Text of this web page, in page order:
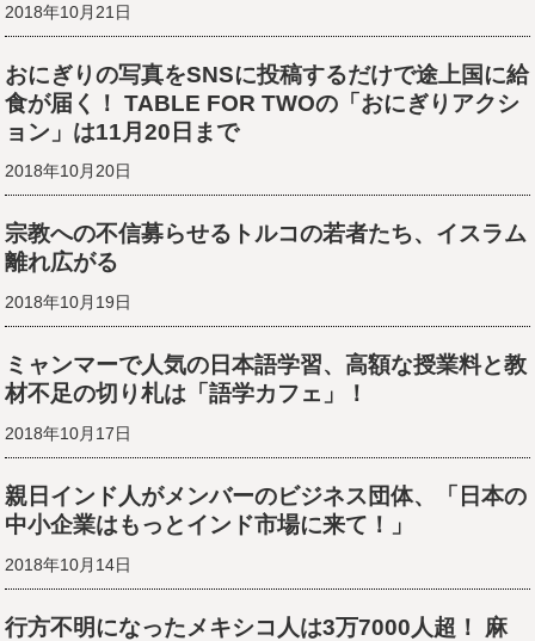
2018年10月21日
おにぎりの写真をSNSに投稿するだけで途上国に給
食が届く！ TABLE FOR TWOの「おにぎりアクシ
ョン」は11月20日まで
2018年10月20日
宗教への不信募らせるトルコの若者たち、イスラム
離れ広がる
2018年10月19日
ミャンマーで人気の日本語学習、高額な授業料と教
材不足の切り札は「語学カフェ」！
2018年10月17日
親日インド人がメンバーのビジネス団体、「日本の
中小企業はもっとインド市場に来て！」
2018年10月14日
行方不明になったメキシコ人は3万7000人超！ 麻